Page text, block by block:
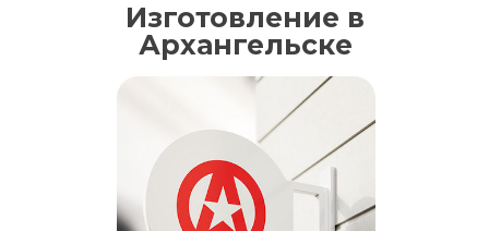
Изготовление в
Архангельске